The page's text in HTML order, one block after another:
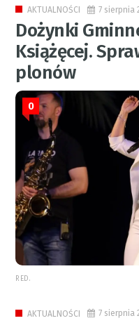
AKTUALNOŚCI 7 sierpnia
Dożynki
Książęcej.
plonów
0
RED.
AKTUALNOŚCI 7 sierpnia